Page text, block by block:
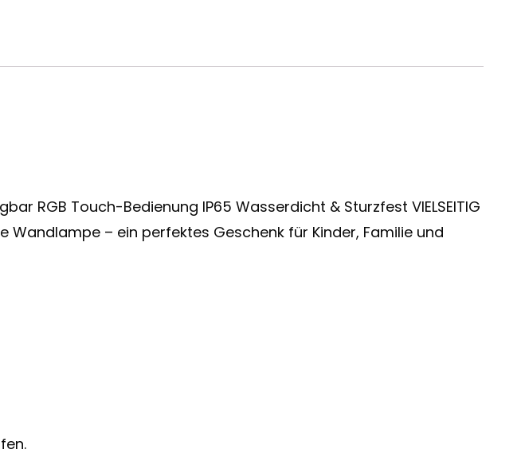
RGB Touch-Bedienung IP65 Wasserdicht & Sturzfest VIELSEITIG
Wandlampe – ein perfektes Geschenk für Kinder, Familie und